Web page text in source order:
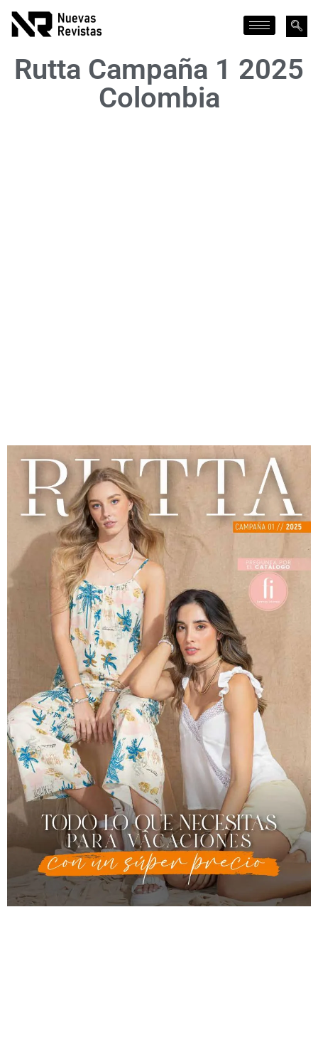
Rutta Campaña 1 2025
Colombia